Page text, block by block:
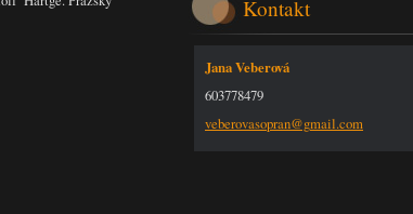
Kontakt
Jana Veberová
603778479
veberovasopran@gmail.com